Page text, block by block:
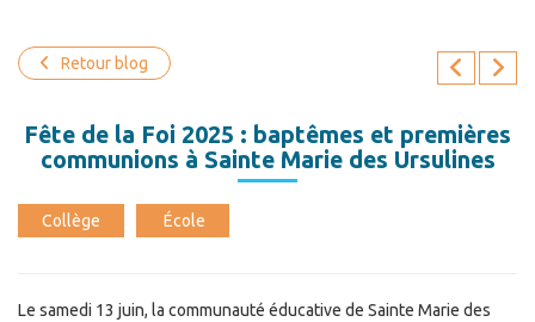
Retour blog
Fête de la Foi 2025 : baptêmes et premières
communions à Sainte Marie des Ursulines
Collège École
Le samedi 13 juin, la communauté éducative de Sainte Marie des